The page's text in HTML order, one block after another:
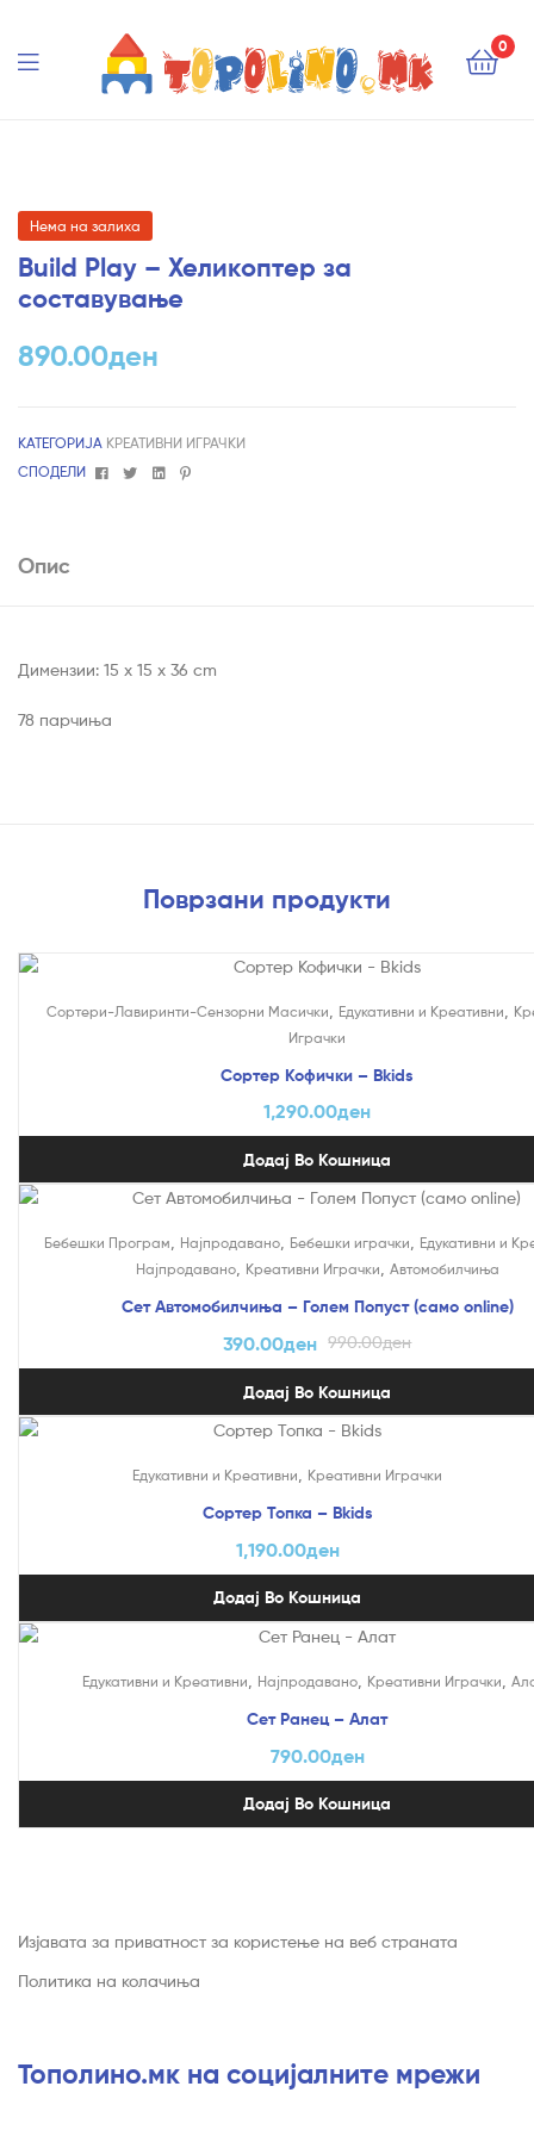
0
Нема на залиха
Build Play – Хеликоптер за
составување
890.00ден
КАТЕГОРИЈА КРЕАТИВНИ ИГРАЧКИ
СПОДЕЛИ
FacebookTwitterLinkedin
Pinterest
Опис
Димензии: 15 x 15 x 36 cm
78 парчиња
Поврзани продукти
Сортери-Лавиринти-Сензорни Масички Едукативни и Креативни
Играчки
Сортер Кофички – Bkids
1,290.00ден
Додај Во Кошница
Бебешки Програм Најпродавано Бебешки играчки
Едукативни и
Најпродавано, Креативни Играчки Автомобилчиња
Сет Автомобилчиња – Голем Попуст (само online)
990.00ден
390.00ден
Додај Во Кошница
Едукативни и Креативни Креативни Играчки
Сортер Топка – Bkids
1,190.00ден
Додај Во Кошница
Едукативни и Креативни Најпродавано, Креативни Играчки
Сет Ранец – Алат
790.00ден
Додај Во Кошница
Изјавата за приватност за користење на веб страната
Политика на колачиња
Тополино.мк на социјалните мрежи